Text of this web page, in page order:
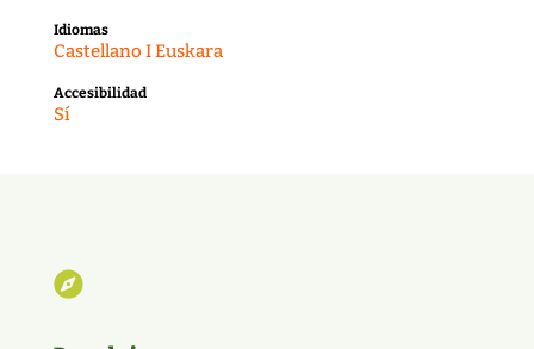
Idiomas
Castellano I Euskara
Accesibilidad
Sí
